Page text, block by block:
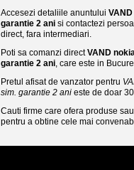
Accesezi detaliile anuntului
garantie 2 ani si contactezi
direct, fara intermediari.
Poti sa comanzi directVAND
garantie 2 ani, care este in
Pretul afisat de vanzator pentru
sim. garantie 2 ani este de doar
Cauti firme care ofera produse
pentru a obtine cele mai